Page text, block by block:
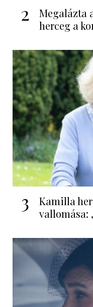
2
Megalázta
herceg a
3
Kamilla
vallomása: